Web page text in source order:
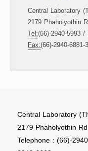
Central Laboratory
2179 Phaholyothin
Tel:(66)-2940-5993 /
Fax:(66)-2940-
Central Laboratory
2179 Phaholyothin
Telephone : (66)-